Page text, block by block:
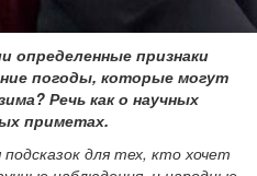
определенные признаки
погоды, которые могут
Речь как о научных
приметах.
для тех, кто хочет